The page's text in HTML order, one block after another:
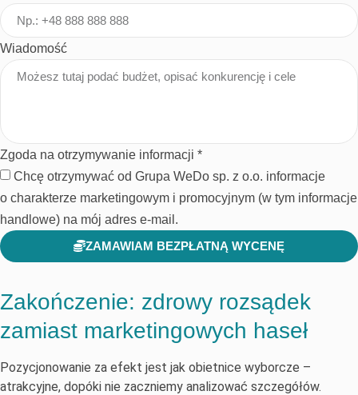
Wiadomość
Zgoda na otrzymywanie informacji *
Chcę otrzymywać od Grupa WeDo sp. z o.o. informacje
o charakterze marketingowym i promocyjnym (w tym informacje
handlowe) na mój adres e-mail.
ZAMAWIAM BEZPŁATNĄ WYCENĘ
Zakończenie: zdrowy rozsądek
zamiast marketingowych haseł
Pozycjonowanie za efekt jest jak obietnice wyborcze –
atrakcyjne, dopóki nie zaczniemy analizować szczegółów.